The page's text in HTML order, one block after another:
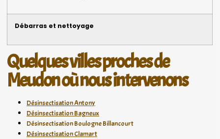
Débarras et nettoyage
Quelques villes proches de
Meudon où nous intervenons
Désinsectisation Antony
Désinsectisation Bagneux
Désinsectisation Boulogne Billancourt
Désinsectisation Clamart